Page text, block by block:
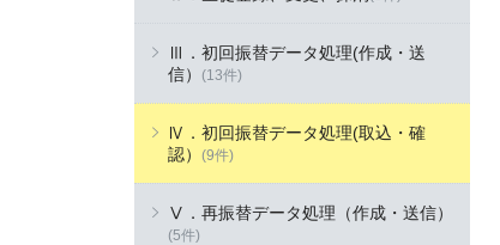
Ⅲ．初回振替データ処理(作成・送
信）
(13件)
Ⅳ．初回振替データ処理(取込・確
認） (9件)
Ⅴ．再振替データ処理（作成・送信）
(5件)